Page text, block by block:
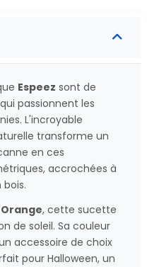
Espeez sont de
passionnent les
L'incroyable
transforme un
en ces
accrochées à
Orange, cette sucette
de soleil. Sa couleur
accessoire de choix
pour Halloween, un